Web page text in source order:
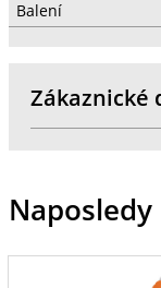
Balení
Zákaznické